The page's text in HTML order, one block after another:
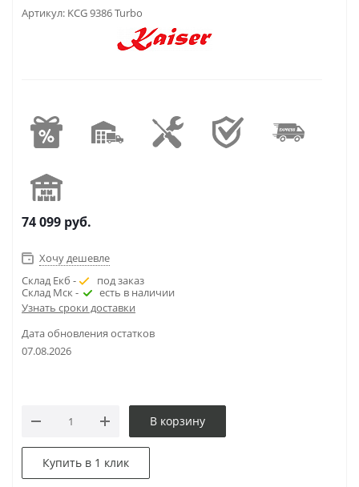
Артикул: KCG 9386 Turbo
74 099 руб.
Хочу дешевле
Склад Екб -
под заказ
Склад Мск -
есть в наличии
Узнать сроки доставки
Дата обновления остатков
07.08.2026
В корзину
Купить в 1 клик